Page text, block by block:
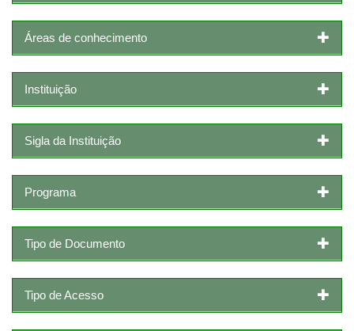
Áreas de conhecimento
Instituição
Sigla da Instituição
Programa
Tipo de Documento
Tipo de Acesso